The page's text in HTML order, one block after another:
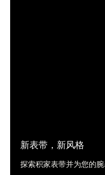
新表带，新风格
探索积家表带并为您的腕